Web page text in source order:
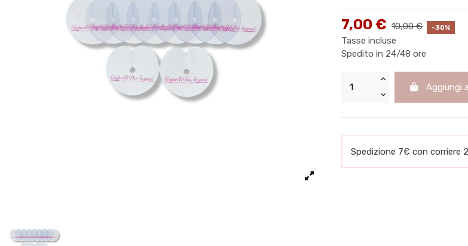
7,00 € 10,00 € -30%
Tasse incluse
Spedito in 24/48 ore
Aggiungi
Spedizione 7€ con corriere